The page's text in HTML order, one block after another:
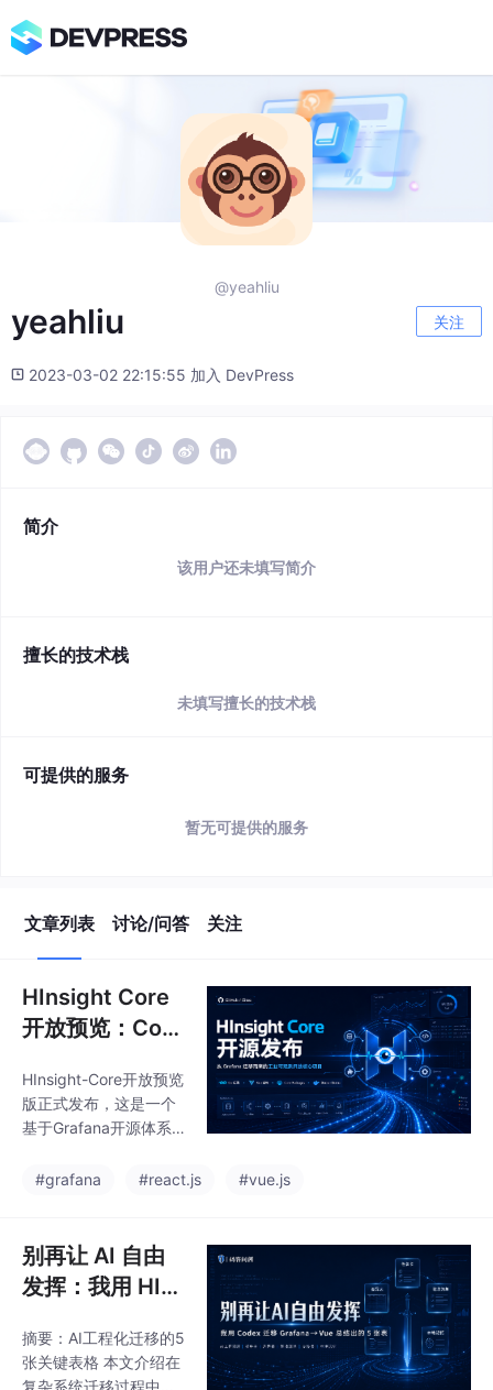
@yeahliu
yeahliu 关注
2023-03-02 22:15:55 加入 DevPress
简介
该用户还未填写简介
擅长的技术栈
未填写擅长的技术栈
可提供的服务
暂无可提供的服务
文章列表 讨论/问答 关注
HInsight Core
开放预览：Cod
a React → Vue
迁移后的核心工
HInsight-Core开放预览
版正式发布，这是一个
基于Grafana开源体系
版本。项目通过AI辅助
的工程结构（Go后端、
Vue前端、UI组件
等），但不包含生产数
的是验证AI辅助复杂工
程迁移的可行性，沉淀
#grafana #react.js #vue.js
别再让 AI 自由
发挥：我用 HIn
出的 5 张表
摘要：AI工程化迁移的5
张关键表格 本文介绍在
复杂系统迁移过程中总